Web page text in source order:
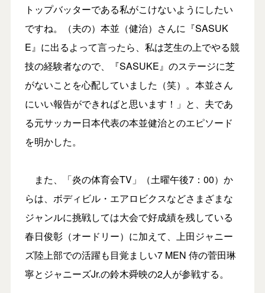
トップバッターである私がこけないようにしたい
ですね。（夫の）本並（健治）さんに『SASUK
E』に出るよって言ったら、私は芝生の上でやる競
技の経験者なので、『SASUKE』のステージに芝
がないことを心配していました（笑）。本並さん
にいい報告ができればと思います！」と、夫であ
る元サッカー日本代表の本並健治とのエピソード
を明かした。
また、「炎の体育会TV」（土曜午後7：00）か
らは、ボディビル・エアロビクスなどさまざまな
ジャンルに挑戦しては大会で好成績を残している
春日俊彰（オードリー）に加えて、上田ジャニー
ズ陸上部での活躍も目覚ましい7 MEN 侍の菅田琳
寧とジャニーズJr.の鈴木舜映の2人が参戦する。